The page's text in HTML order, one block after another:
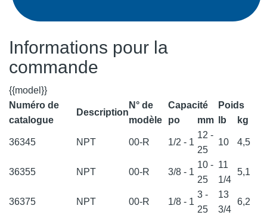
Informations pour la
commande
{{model}}
Numéro de
catalogue
Description
N° de
modèle
Capacité
Poids
po
mm lb kg
36345 NPT 00-R 1/2 - 1
12 -
25
10 4,5
36355 NPT 00-R 3/8 - 1
10 -
25
11
1/4
5,1
36375 NPT 00-R 1/8 - 1
3 -
25
13
3/4
6,2